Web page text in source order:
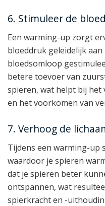
6. Stimuleer de
Een warming-up zorgt
bloeddruk geleidelijk
bloedsomloop
betere toevoer van
spieren, wat helpt bij het
en het voorkomen van
7. Verhoog de
Tijdens een warming-up
waardoor je spieren
dat je spieren beter
ontspannen, wat
spierkracht en -